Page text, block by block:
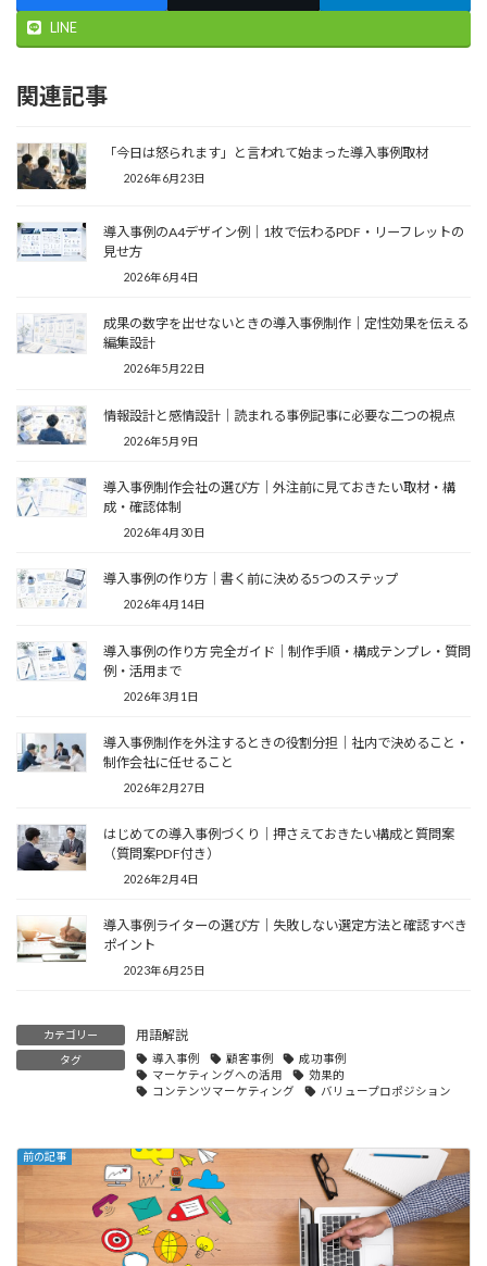
LINE
関連記事
「今日は怒られます」と言われて始まった導入事例取材
2026年6月23日
導入事例のA4デザイン例｜1枚で伝わるPDF・リーフレットの
見せ方
2026年6月4日
成果の数字を出せないときの導入事例制作｜定性効果を伝える
編集設計
2026年5月22日
情報設計と感情設計｜読まれる事例記事に必要な二つの視点
2026年5月9日
導入事例制作会社の選び方｜外注前に見ておきたい取材・構
成・確認体制
2026年4月30日
導入事例の作り方｜書く前に決める5つのステップ
2026年4月14日
導入事例の作り方 完全ガイド｜制作手順・構成テンプレ・質問
例・活用まで
2026年3月1日
導入事例制作を外注するときの役割分担｜社内で決めること・
制作会社に任せること
2026年2月27日
はじめての導入事例づくり｜押さえておきたい構成と質問案
（質問案PDF付き）
2026年2月4日
導入事例ライターの選び方｜失敗しない選定方法と確認すべき
ポイント
2023年6月25日
カテゴリー 用語解説
タグ 導入事例 顧客事例
成功事例
マーケティングへの活用
効果的
コンテンツマーケティング
バリュープロポジション
前の記事